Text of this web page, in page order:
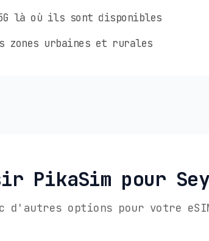
5G là où ils sont disponibles
zones urbaines et rurales
PikaSim pour
d'autres options pour votre